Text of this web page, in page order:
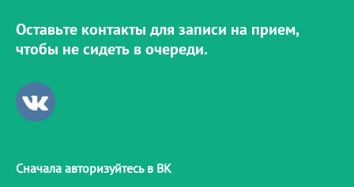
Оставьте контакты для записи на прием,
чтобы не сидеть в очереди.
Сначала авторизуйтесь в ВК